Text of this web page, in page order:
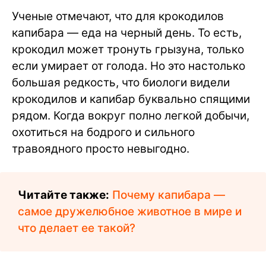
Ученые отмечают, что для крокодилов
капибара — еда на черный день. То есть,
крокодил может тронуть грызуна, только
если умирает от голода. Но это настолько
большая редкость, что биологи видели
крокодилов и капибар буквально спящими
рядом. Когда вокруг полно легкой добычи,
охотиться на бодрого и сильного
травоядного просто невыгодно.
Читайте также: Почему капибара —
самое дружелюбное животное в мире и
что делает ее такой?